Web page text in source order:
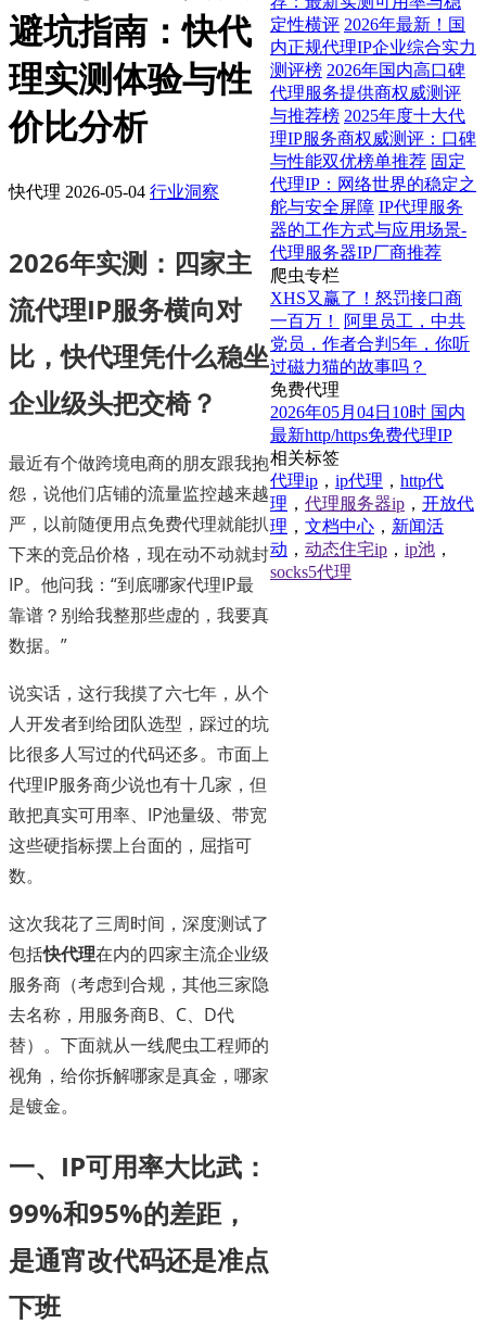
避坑指南：快代
理实测体验与性
价比分析
快代理 2026-05-04 行业洞察
2026年实测：四家主
流代理IP服务横向对
比，快代理凭什么稳坐
企业级头把交椅？
最近有个做跨境电商的朋友跟我抱
怨，说他们店铺的流量监控越来越
严，以前随便用点免费代理就能扒
下来的竞品价格，现在动不动就封
IP。他问我：“到底哪家代理IP最
靠谱？别给我整那些虚的，我要真
数据。”
说实话，这行我摸了六七年，从个
人开发者到给团队选型，踩过的坑
比很多人写过的代码还多。市面上
代理IP服务商少说也有十几家，但
敢把真实可用率、IP池量级、带宽
这些硬指标摆上台面的，屈指可
数。
这次我花了三周时间，深度测试了
包括快代理在内的四家主流企业级
服务商（考虑到合规，其他三家隐
去名称，用服务商B、C、D代
替）。下面就从一线爬虫工程师的
视角，给你拆解哪家是真金，哪家
是镀金。
一、IP可用率大比武：
99%和95%的差距，
是通宵改代码还是准点
下班
定性横评 2026年最新！国
内正规代理IP企业综合实力
测评榜 2026年国内高口碑
代理服务提供商权威测评
与推荐榜 2025年度十大代
理IP服务商权威测评：口碑
与性能双优榜单推荐 固定
代理IP：网络世界的稳定之
舵与安全屏障 IP代理服务
器的工作方式与应用场景-
代理服务器IP厂商推荐
爬虫专栏
XHS又赢了！怒罚接口商
一百万！
阿里员工，中共
党员，作者合判5年，你听
过磁力猫的故事吗？
免费代理
2026年05月04日10时 国内
最新http/https免费代理IP
相关标签
代理ip ， ip代理 ， http代
理 ， 代理服务器ip ， 开放代
理 ， 文档中心 ， 新闻活
动 ， 动态住宅ip ， ip池 ，
socks5代理